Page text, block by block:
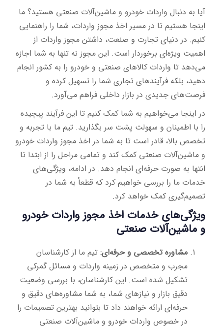
آیا به دنبال واردات خودرو و ماشین‌آلات صنعتی هستید؟ ما
اینجا هستیم تا در مسیر اخذ مجوز واردات، شما را راهنمایی
کنیم. در دنیای تجارت و صنعت، داشتن مجوز واردات از
اهمیت ویژه‌ای برخوردار است. این مجوز نه تنها به شما اجازه
می‌دهد تا واردات کالاهای صنعتی و خودرو را به کشور انجام
دهید، بلکه فرآیندهای تجاری شما را تسهیل کرده و
فرصت‌های جدیدی در بازار داخلی فراهم می‌آورد.
در اینجا می‌خواهیم به شما کمک کنیم تا این فرآیند پیچیده
را با اطمینان و سهولت پشت سر بگذارید. تیم ما با تجربه و
تخصص بالا، قادر است تا به شما در اخذ مجوز واردات خودرو
و ماشین‌آلات صنعتی کمک کند و تمامی مراحل را از ابتدا تا
انتها به صورت حرفه‌ای انجام دهد. در ادامه، ویژگی‌های
خدمات ما را بررسی خواهیم کرد که قطعاً به شما در
تصمیم‌گیری کمک خواهد کرد.
ویژگی‌های خدمات اخذ مجوز واردات خودرو
و ماشین‌آلات صنعتی
مشاوره تخصصی و حرفه‌ای: تیم ما از کارشناسان
مجرب و متخصص در زمینه واردات و مسائل گمرکی
تشکیل شده است. این کارشناسان، با بررسی وضعیت
دقیق بازار و نیازهای شما، به شما مشاوره‌های دقیق و
حرفه‌ای ارائه خواهند داد تا بتوانید بهترین تصمیمات را
در خصوص واردات خودرو و ماشین‌آلات صنعتی